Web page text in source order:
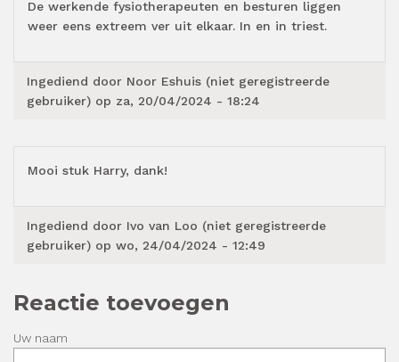
De werkende fysiotherapeuten en besturen liggen
weer eens extreem ver uit elkaar. In en in triest.
Ingediend door Noor Eshuis (niet geregistreerde
gebruiker) op za, 20/04/2024 - 18:24
Mooi stuk Harry, dank!
Ingediend door Ivo van Loo (niet geregistreerde
gebruiker) op wo, 24/04/2024 - 12:49
Reactie toevoegen
Uw naam